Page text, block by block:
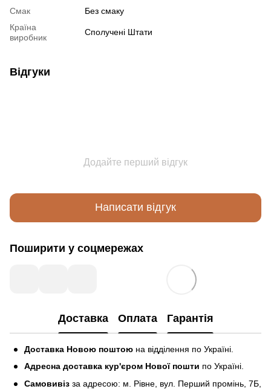
Смак
Без смаку
Країна
виробник
Сполучені Штати
Відгуки
Додайте перший відгук
Написати відгук
Поширити у соцмережах
Доставка Оплата Гарантія
Доставка Новою поштою на відділення по Україні.
Адресна доставка кур'єром Нової пошти по Україні.
Самовивіз за адресою: м. Рівне, вул. Перший промінь, 7Б,